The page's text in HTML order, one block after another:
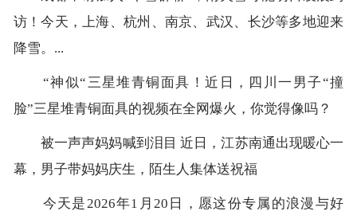
访！今天，上海、杭州、南京、武汉、长沙等多地迎来
降雪。...
“神似“三星堆青铜面具！近日，四川一男子“撞
脸”三星堆青铜面具的视频在全网爆火，你觉得像吗？
被一声声妈妈喊到泪目 近日，江苏南通出现暖心一
幕，男子带妈妈庆生，陌生人集体送祝福
今天是2026年1月20日，愿这份专属的浪漫与好